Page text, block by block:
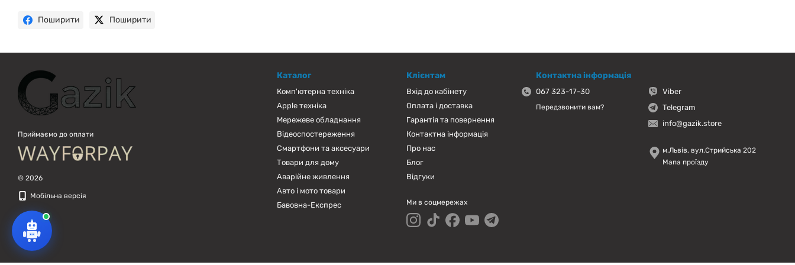
Поширити Поширити
Приймаємо до оплати
© 2026
Мобільна версія
Каталог
Комп'ютерна техніка
Apple техніка
Мережеве обладнання
Відеоспостереження
Смартфони та аксесуари
Товари для дому
Аварійне живлення
Авто і мото товари
Бавовна-Експрес
Клієнтам
Вхід до кабінету
Оплата і доставка
Гарантія та повернення
Контактна інформація
Про нас
Блог
Відгуки
Ми в соцмережах
Контактна інформація
067 323-17-30
Передзвонити вам?
Viber
Telegram
info@gazik.store
м.Львів, вул.Стрийська 202
Мапа проїзду